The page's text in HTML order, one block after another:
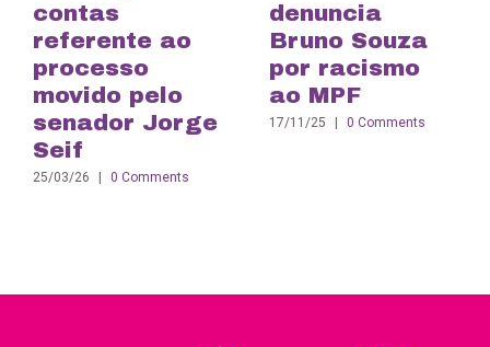
contas
referente ao
processo
movido pelo
senador Jorge
Seif
25/03/26 0 Comments
denuncia
Bruno Souza
por racismo
ao MPF
17/11/25 0 Comments